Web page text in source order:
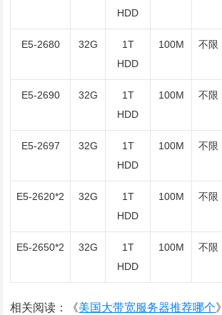
HDD
E5-2680 32G
1T
HDD
100M 不限
E5-2690 32G
1T
HDD
100M 不限
E5-2697 32G
1T
HDD
100M 不限
E5-2620*2 32G
1T
HDD
100M 不限
E5-2650*2 32G
1T
HDD
100M 不限
相关阅读：《美国大带宽服务器推荐哪个》